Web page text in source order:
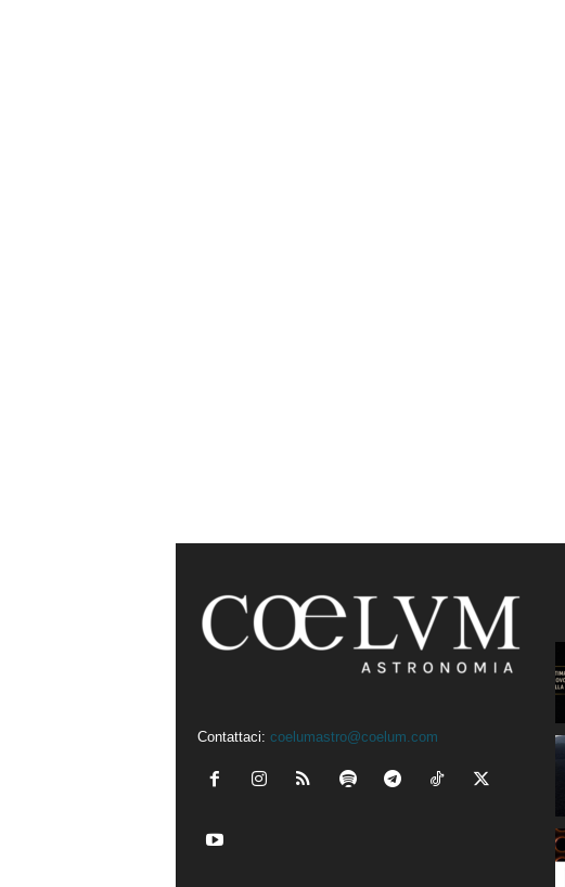
Contattaci: coelumastro@coelum.com